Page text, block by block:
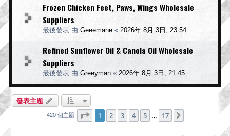
Frozen Chicken Feet, Paws, Wings Wholesale
Suppliers
最後發表 由 Geeemane « 2026年 8月 3日, 23:54
Refined Sunflower Oil & Canola Oil Wholesale
Suppliers
最後發表 由 Greeyman « 2026年 8月 3日, 21:45
發表主題
420 個主題 第 1 頁 (共17 頁)
1 2 3 4 5 17